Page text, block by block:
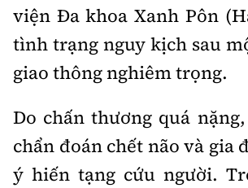
viện Đa khoa Xanh Pôn
tình trạng nguy kịch sau
giao thông nghiêm trọng.
Do chấn thương quá
chẩn đoán chết não và gia
ý hiến tạng cứu người.